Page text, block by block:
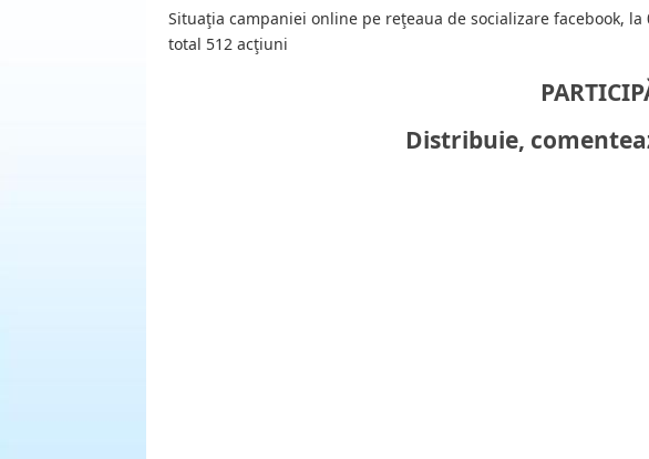
Situaţia campaniei online pe reţeaua de socializare facebook, la
total 512 acţiuni
Distribuie,